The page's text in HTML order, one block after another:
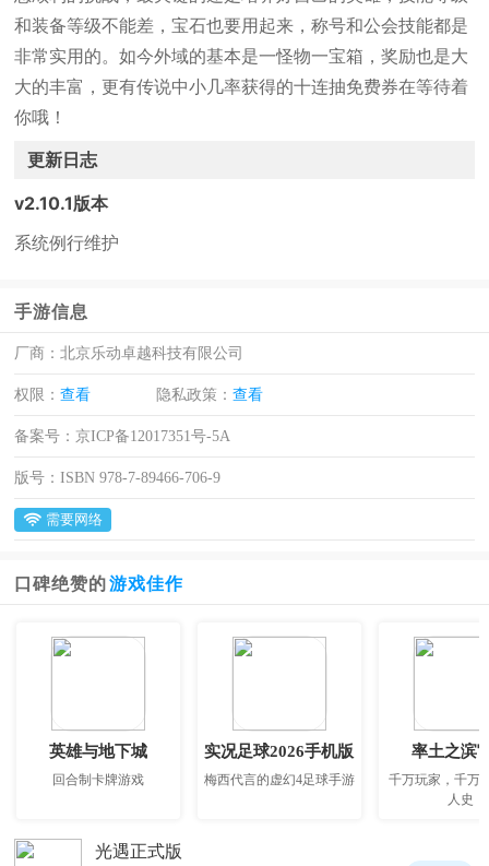
和装备等级不能差，宝石也要用起来，称号和公会技能都是
非常实用的。如今外域的基本是一怪物一宝箱，奖励也是大
大的丰富，更有传说中小几率获得的十连抽免费券在等待着
你哦！
更新日志
v2.10.1版本
系统例行维护
手游信息
厂商：北京乐动卓越科技有限公司
权限：查看 隐私政策：查看
备案号： 京ICP备12017351号-5A
版号：ISBN 978-7-89466-706-9
需要网络
口碑绝赞的 游戏佳作
英雄与地下城
回合制卡牌游戏
实况足球2026手机版
梅西代言的虚幻4足球手游
率土之滨
千万玩家，千万
人史
光遇正式版